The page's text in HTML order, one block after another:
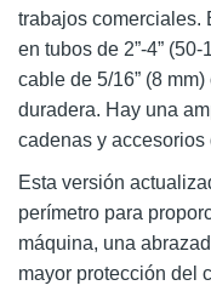
trabajos comerciales.
en tubos de 2”-4”
cable de 5/16” (8
duradera. Hay una
cadenas y accesorios
Esta versión
perímetro para
máquina, una
mayor protección del